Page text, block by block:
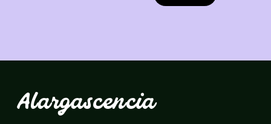
Alargascencia